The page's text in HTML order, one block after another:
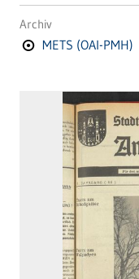
Archiv
METS (OAI-PMH)